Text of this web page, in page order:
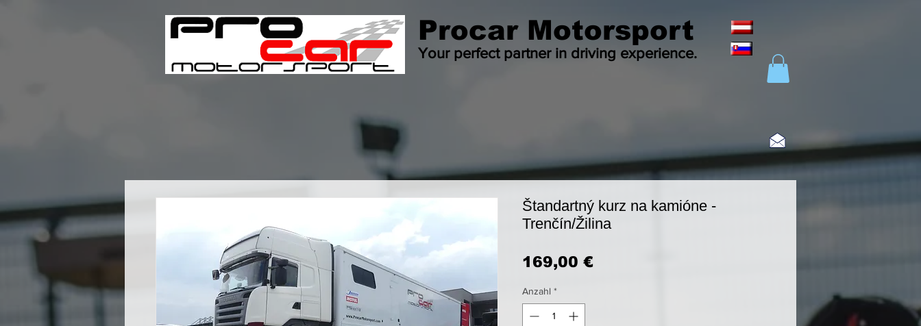
Procar Motorsport
Your perfect partner in driving experience.
Štandartný kurz na kamióne -
Trenčín/Žilina
169,00 €Preis
Anzahl *